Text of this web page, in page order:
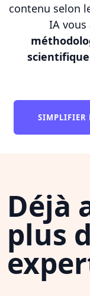
contenu selon
IA
SIMPLIFIER
Déjà
plus